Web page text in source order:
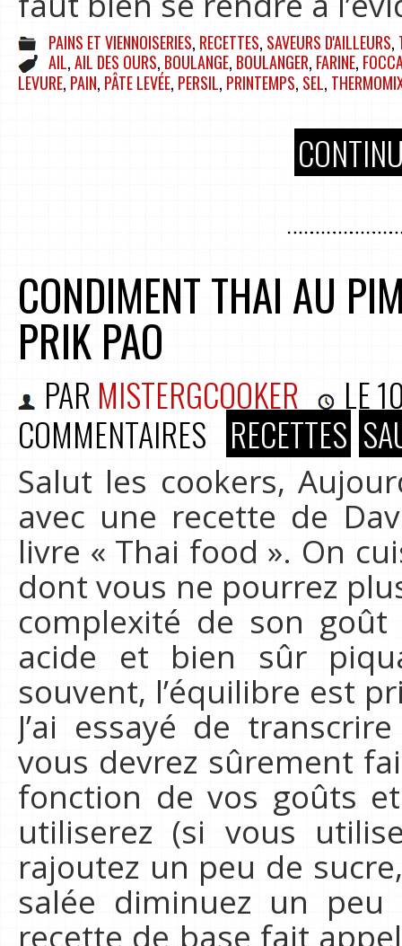
PAINS ET VIENNOISERIES, RECETTES, SAVEURS D'AILLEURS,
AIL,AIL DES OURS, BOULANGE, BOULANGER, FARINE,
LEVURE, PAIN, PÂTE LEVÉE, PERSIL, PRINTEMPS, SEL,
CONDIMENT THAI AU
PRIK PAO
PAR MISTERGCOOKER LE
COMMENTAIRES RECETTES
Salut les cookers,
avec une recette de
livre « Thai food ». On
dont vous ne pourrez
complexité de son
acide et bien sûr
souvent, l’équilibre est
J’ai essayé de
vous devrez sûrement
fonction de vos goûts
utiliserez (si vous
rajoutez un peu de
salée diminuez un
recette de base fait